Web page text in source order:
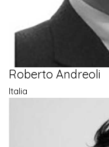
Roberto Andreoli
Italia